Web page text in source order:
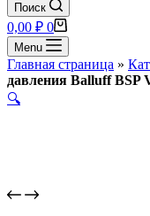
Поиск
Корзина
0,00 ₽ 0
Menu
Главная страница »
давления Balluff BSP
🔍